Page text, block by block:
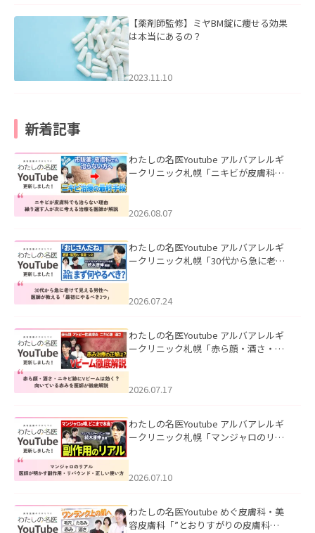
【薬剤師監修】ミヤBM錠に痩せる効果
は本当にあるの？
2023.11.10
新着記事
わたしの名医Youtube アルバアレルギ
ークリニック札幌「ニキビが皮膚科で
ました。
2026.08.07
わたしの名医Youtube アルバアレルギ
ークリニック札幌「30代から急に老け
た。
2026.07.24
わたしの名医Youtube アルバアレルギ
ークリニック札幌「赤ら顔・酒さ・ニ
した。
2026.07.17
わたしの名医Youtube アルバアレルギ
ークリニック札幌「マンジャロのリア
た。
2026.07.10
わたしの名医Youtube めぐ皮膚科・美
容皮膚科「”とおりすがりの皮膚科